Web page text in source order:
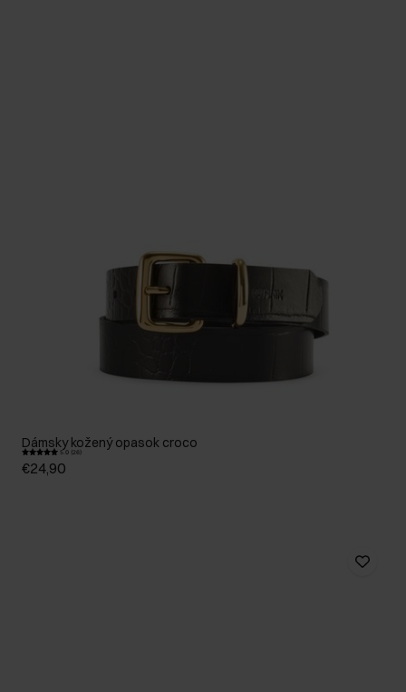
Dámsky kožený opasok croco
5.0 (26)
€24,90